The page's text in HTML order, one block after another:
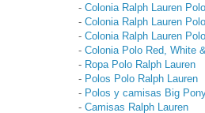
- Colonia Ralph Lauren
- Colonia Ralph Lauren
- Colonia Ralph Lauren
- Colonia Polo Red, White
- Ropa Polo Ralph Lauren
- Polos Polo Ralph Lauren
- Polos y camisas Big
- Camisas Ralph Lauren